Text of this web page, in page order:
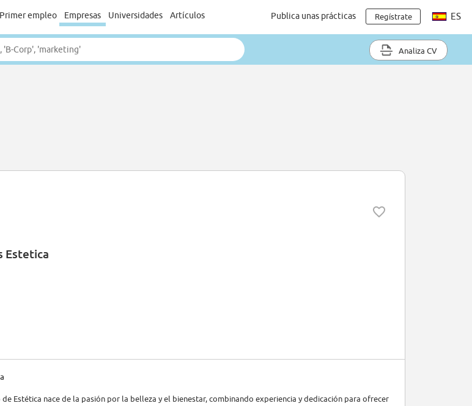
Primer empleo Empresas Universidades Artículos Publica unas prácticas Regístrate ES
Analiza CV
Estetica
Estética nace de la pasión por la belleza y el bienestar, combinando experiencia y dedicación para ofrecer